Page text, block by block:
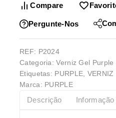
Compare
Pergunte-Nos
REF: P2024
Categoria:Verniz Gel Purple
Etiquetas: PURPLE VERNIZ
Marca: PURPLE
Descrição